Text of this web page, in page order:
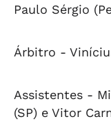
Paulo Sérgio
Árbitro -
Assistentes -
(SP) e Vitor